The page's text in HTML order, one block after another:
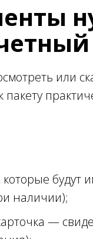
или
пакету
будут
наличии);
—